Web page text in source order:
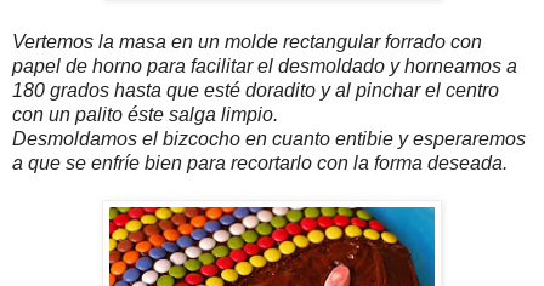
Vertemos la masa en un molde rectangular forrado con
papel de horno para facilitar el desmoldado y horneamos a
180 grados hasta que esté doradito y al pinchar el centro
con un palito éste salga limpio.
Desmoldamos el bizcocho en cuanto entibie y esperaremos
a que se enfríe bien para recortarlo con la forma deseada.